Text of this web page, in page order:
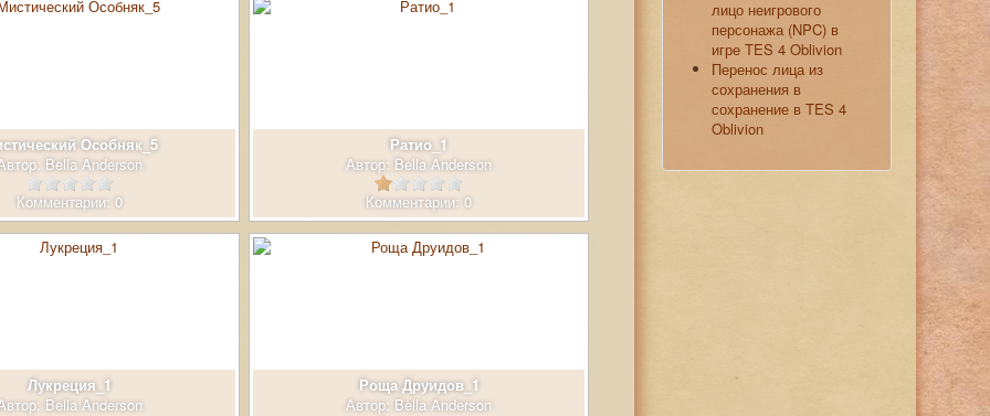
Особняк_5
Bella Anderson
Комментарии: 0
Ратио_1
Автор: Bella Anderson
Комментарии: 0
Лукреция_1
Bella Anderson
Роща Друидов_1
Автор: Bella Anderson
лицо неигрового
персонажа (NPC) в
игре TES 4 Oblivion
Перенос лица из
сохранения в
сохранение в TES 4
Oblivion